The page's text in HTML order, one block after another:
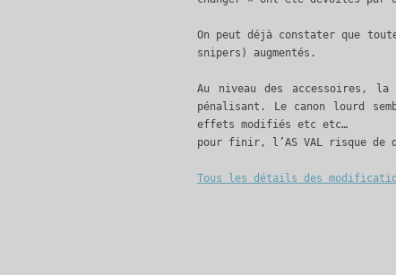
On peut déjà constater que
snipers) augmentés.
Au niveau des accessoires,
pénalisant. Le canon lourd
effets modifiés etc etc…
pour finir, l’AS VAL risque de
Tous les détails des